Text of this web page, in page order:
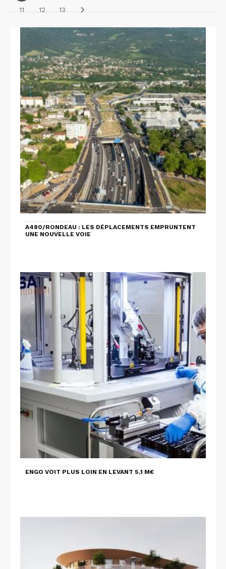
11 12 13
A480/RONDEAU : LES DÉPLACEMENTS EMPRUNTENT
UNE NOUVELLE VOIE
ENGO VOIT PLUS LOIN EN LEVANT 5,1 M€